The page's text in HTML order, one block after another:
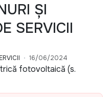
ȘI
SERVICII
16/06/2024
fotovoltaică (s.